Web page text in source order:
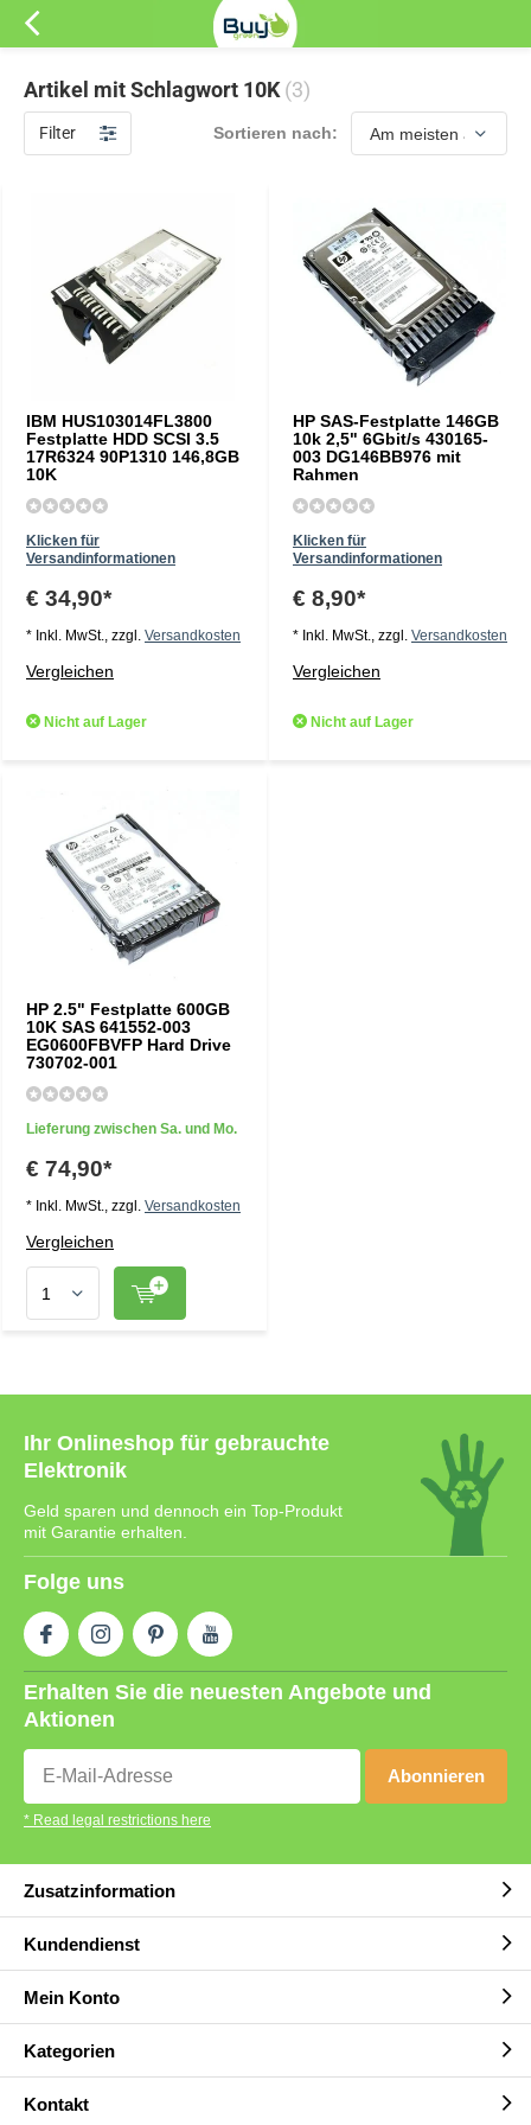
Artikel mit Schlagwort 10K(3)
Filter Sortieren nach:
IBM HUS103014FL3800
Festplatte HDD SCSI 3.5
17R6324 90P1310 146,8GB
10K
Klicken für
Versandinformationen
€ 34,90*
* Inkl. MwSt., zzgl. Versandkosten
Vergleichen
Nicht auf Lager
HP SAS-Festplatte 146GB
10k 2,5" 6Gbit/s 430165-
003 DG146BB976 mit
Rahmen
Klicken für
Versandinformationen
€ 8,90*
* Inkl. MwSt., zzgl. Versandkosten
Vergleichen
Nicht auf Lager
HP 2.5" Festplatte 600GB
10K SAS 641552-003
EG0600FBVFP Hard Drive
730702-001
Lieferung zwischen Sa. und Mo.
€ 74,90*
* Inkl. MwSt., zzgl. Versandkosten
Vergleichen
Ihr Onlineshop für gebrauchte
Elektronik
Geld sparen und dennoch ein Top-Produkt
mit Garantie erhalten.
Folge uns
Erhalten Sie die neuesten Angebote und
Aktionen
Abonnieren
* Read legal restrictions here
Zusatzinformation
Kundendienst
Mein Konto
Kategorien
Kontakt